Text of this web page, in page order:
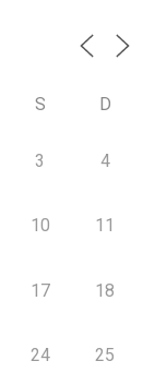
S D
3 4
10 11
17 18
24 25